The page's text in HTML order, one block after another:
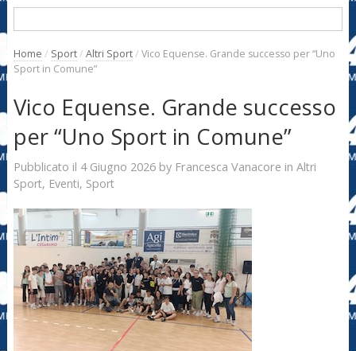
Home / Sport/ Altri Sport/ Vico Equense. Grande successo per “Uno
Sport in Comune”
Vico Equense. Grande successo
per “Uno Sport in Comune”
Pubblicato il 4 Giugno 2026by Francesca Vanacore in Altri
Sport, Eventi, Sport